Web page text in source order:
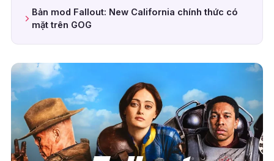
Bản mod Fallout: New California chính thức có
mặt trên GOG